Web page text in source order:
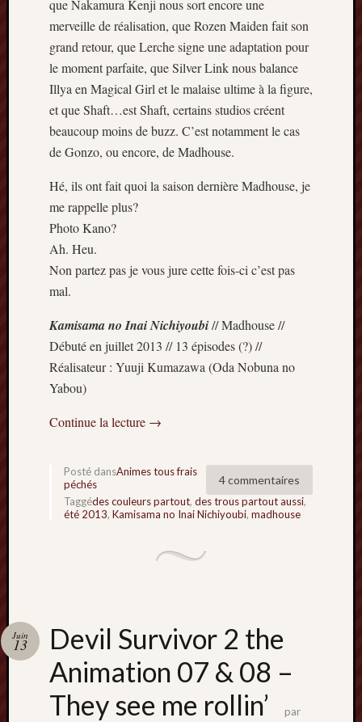
que Nakamura Kenji nous sort encore une
merveille de réalisation, que Rozen Maiden fait son
grand retour, que Lerche signe une adaptation pour
le moment parfaite, que Silver Link nous balance
Illya en Magical Girl et le malaise ultime à la figure,
et que Shaft…est Shaft, certains studios créent
beaucoup moins de buzz. C’est notamment le cas
de Gonzo, ou encore, de Madhouse.
Hé, ils ont fait quoi la saison dernière Madhouse, je
me rappelle plus?
Photo Kano?
Ah. Heu.
Non partez pas je vous jure cette fois-ci c’est pas
mal.
Kamisama no Inai Nichiyoubi// Madhouse //
Débuté en juillet 2013 // 13 épisodes (?) //
Réalisateur : Yuuji Kumazawa (Oda Nobuna no
Yabou)
Continue la lecture →
4 commentaires
Posté dansAnimes tous frais
péchés
Taggédes couleurs partout, des trous partout aussi,
été 2013, Kamisama no Inai Nichiyoubi, madhouse
Devil Survivor 2 the
Animation 07 & 08 –
They see me rollin’
Juin
13
par